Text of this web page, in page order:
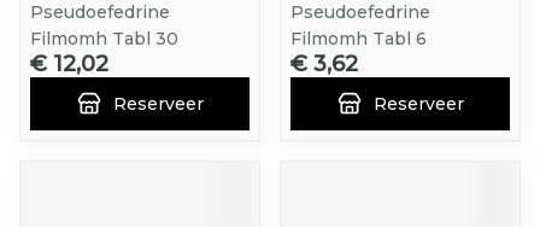
Pseudoefedrine
Filmomh Tabl 30
€ 12,02
Reserveer
Pseudoefedrine
Filmomh Tabl 6
€ 3,62
Reserveer